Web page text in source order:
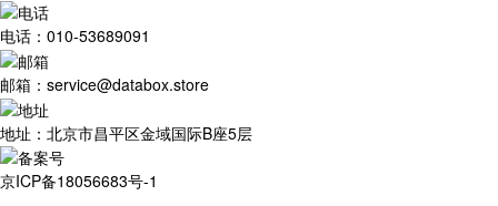
电话：010-53689091
邮箱：service@databox.store
地址：北京市昌平区金域国际B座5层
京ICP备18056683号-1